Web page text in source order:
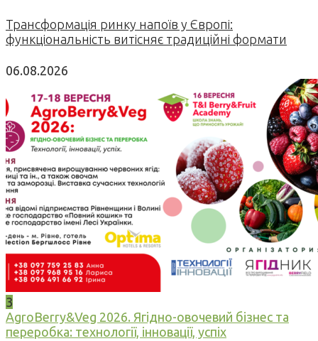
Трансформація ринку напоїв у Європі:
функціональність витісняє традиційні формати
06.08.2026
3
AgroBerry&Veg 2026. Ягідно-овочевий бізнес та
переробка: технології, інновації, успіх